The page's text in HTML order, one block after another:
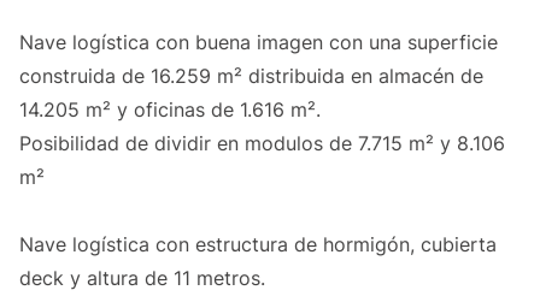
Nave logística con buena imagen con una superficie
construida de 16.259 m² distribuida en almacén de
14.205 m² y oficinas de 1.616 m².
Posibilidad de dividir en modulos de 7.715 m² y 8.106
m²
Nave logística con estructura de hormigón, cubierta
deck y altura de 11 metros.